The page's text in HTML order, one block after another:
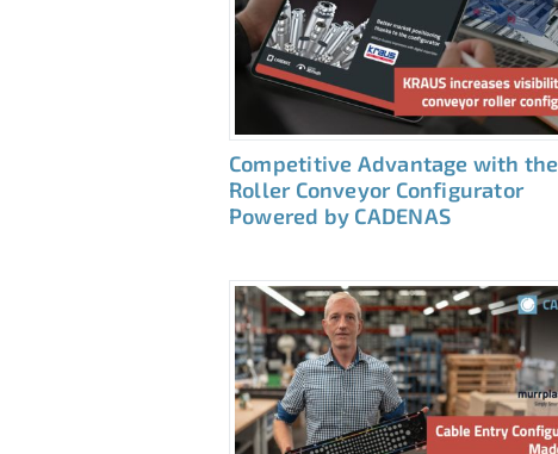
Competitive Advantage with the
Roller Conveyor Configurator
Powered by CADENAS